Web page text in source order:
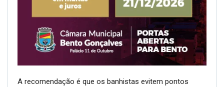
A recomendação é que os banhistas evitem pontos